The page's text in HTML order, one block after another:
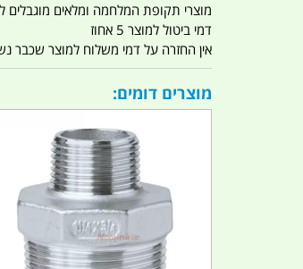
מוצרי תקופת המלחמה ומלאים מוגבלים
דמי ביטול למוצר 5 אחוז
אין החזרה על דמי משלוח למוצר שכבר
מוצרים דומים: